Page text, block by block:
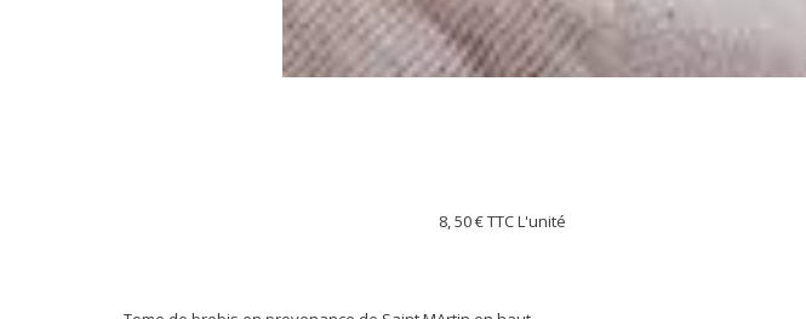
8, 50 €TTC L'unité